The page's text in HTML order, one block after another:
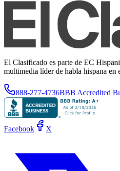
El Clasificado es parte de EC
multimedia líder de habla hispana en
888-277-4736BBB Accredited
Facebook X